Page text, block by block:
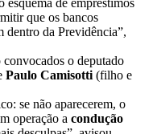
que os bancos
dentro da Previdência”,
convocados o deputado
Paulo Camisotti (filho e
se não aparecerem, o
operação a condução